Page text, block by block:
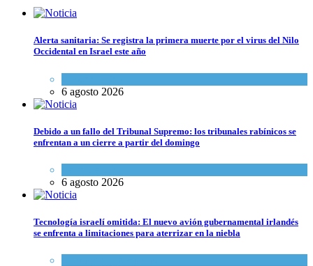
Alerta sanitaria: Se registra la primera muerte por el virus del Nilo
Occidental en Israel este año
6 agosto 2026
Debido a un fallo del Tribunal Supremo: los tribunales rabínicos se
enfrentan a un cierre a partir del domingo
6 agosto 2026
Tecnología israelí omitida: El nuevo avión gubernamental irlandés
se enfrenta a limitaciones para aterrizar en la niebla